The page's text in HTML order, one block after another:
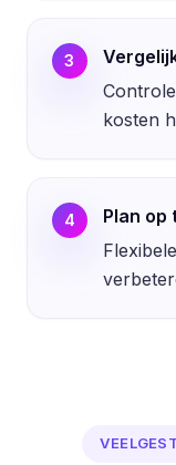
3
kosten
4
Plan op